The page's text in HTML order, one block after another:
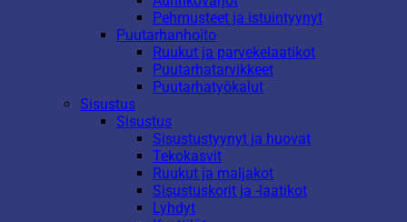
Pehmusteet ja istuintyynyt
Puutarhanhoito
Ruukut ja parvekelaatikot
Puutarhatarvikkeet
Puutarhatyökalut
Sisustus
Sisustus
Sisustustyynyt ja huovat
Tekokasvit
Ruukut ja maljakot
Sisustuskorit ja -laatikot
Lyhdyt